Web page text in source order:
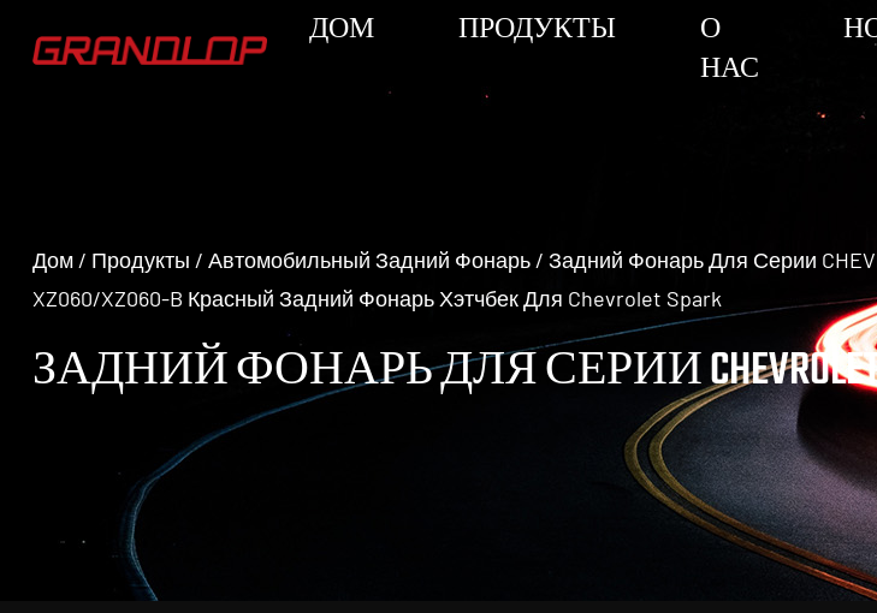
ДОМ ПРОДУКТЫ
О
НАС
Дом / Продукты / Автомобильный Задний Фонарь / Задний Фонарь Для Серии
XZ060/XZ060-B Красный Задний Фонарь Хэтчбек Для Chevrolet Spark
ЗАДНИЙ ФОНАРЬ ДЛЯ СЕРИИ